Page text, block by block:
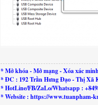
* Mở khóa - Mở mạng - Xóa xác
* ĐC : 192 Trần Hưng Đạo - Thị Xã
* HotLine/FB/ZaLo/Whatsapp :
* Website : https://www.tuanpham-